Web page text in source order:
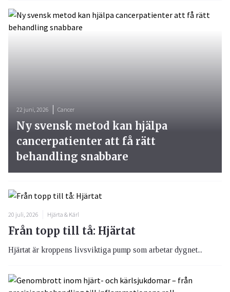
22 juni, 2026 Cancer
Ny svensk metod kan hjälpa
cancerpatienter att få rätt
behandling snabbare
20 juli, 2026 Hjärta & Kärl
Från topp till tå: Hjärtat
Hjärtat är kroppens livsviktiga pump som arbetar dygnet...